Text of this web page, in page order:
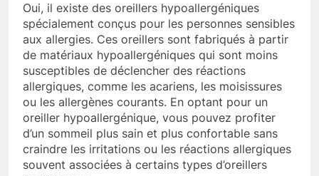
Oui, il existe des oreillers hypoallergéniques
spécialement conçus pour les personnes sensibles
aux allergies. Ces oreillers sont fabriqués à partir
de matériaux hypoallergéniques qui sont moins
susceptibles de déclencher des réactions
allergiques, comme les acariens, les moisissures
ou les allergènes courants. En optant pour un
oreiller hypoallergénique, vous pouvez profiter
d’un sommeil plus sain et plus confortable sans
craindre les irritations ou les réactions allergiques
souvent associées à certains types d’oreillers